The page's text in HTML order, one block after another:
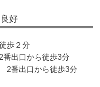
好
歩２分
出口から徒歩3分
2番出口から徒歩3分